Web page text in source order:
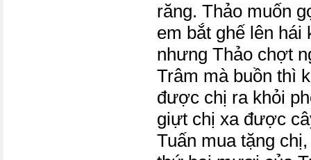
răng. Thảo muốn
em bắt ghế lên hái
nhưng Thảo chợt
Trâm mà buồn thì
được chị ra khỏi
giựt chị xa được
Tuấn mua tặng